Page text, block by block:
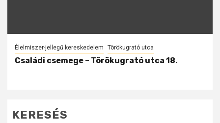
Élelmiszer-jellegű kereskedelem Törökugrató utca
Családi csemege – Törökugrató utca 18.
KERESÉS